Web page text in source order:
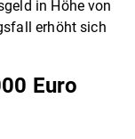
in Höhe von
erhöht sich
Euro